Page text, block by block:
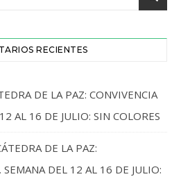
RECIENTES
DE LA PAZ: CONVIVENCIA
AL 16 DE JULIO: SIN COLORES
DE LA PAZ:
SEMANA DEL 12 AL 16 DE JULIO: